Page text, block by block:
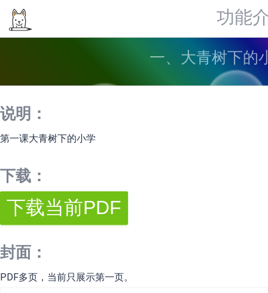
功能
一、大青树下的
说明：
第一课大青树下的小学
下载：
封面：
PDF多页，当前只展示第一页。